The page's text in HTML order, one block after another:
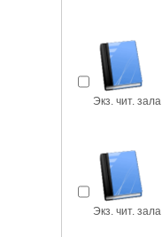
Экз. чит. зала
Экз. чит. зала